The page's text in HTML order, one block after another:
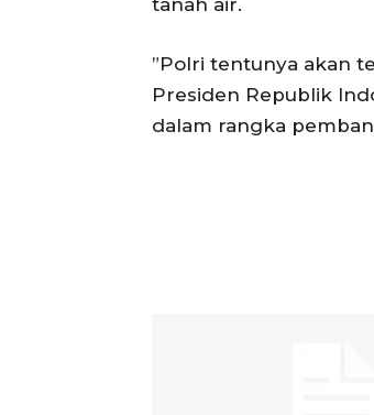
tanah air.
​”Polri tentunya akan
Presiden Republik
dalam rangka